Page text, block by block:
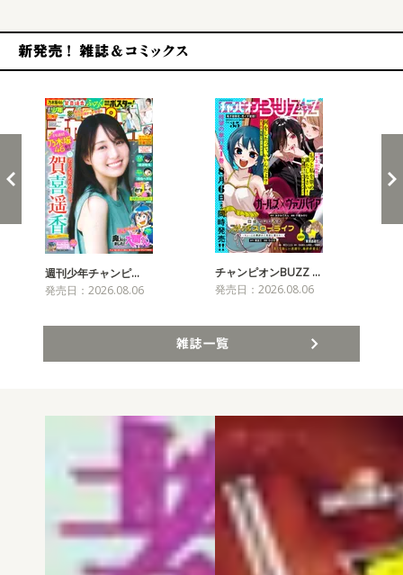
週刊少年チャンピ…
発売日：2026.08.06
チャンピオンBUZZ …
発売日：2026.08.06